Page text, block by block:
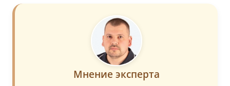
Мнение эксперта